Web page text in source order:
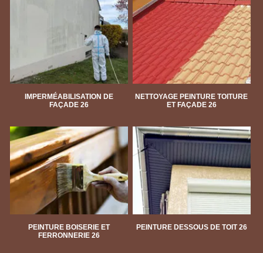
IMPERMÉABILISATION DE
FAÇADE 26
NETTOYAGE PEINTURE TOITURE
ET FAÇADE 26
PEINTURE BOISERIE ET
FERRONNERIE 26
PEINTURE DESSOUS DE TOIT 26